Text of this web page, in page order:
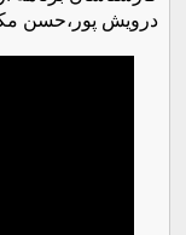
درویش پور،حسن